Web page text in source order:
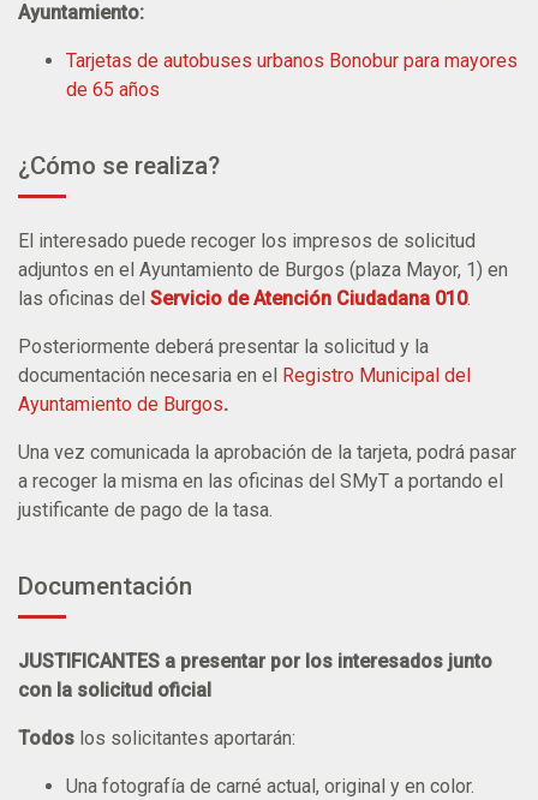
Ayuntamiento:
Tarjetas de autobuses urbanos Bonobur para mayores
de 65 años
¿Cómo se realiza?
El interesado puede recoger los impresos de solicitud
adjuntos en el Ayuntamiento de Burgos (plaza Mayor, 1) en
las oficinas del Servicio de Atención Ciudadana 010.
Posteriormente deberá presentar la solicitud y la
documentación necesaria en el Registro Municipal del
Ayuntamiento de Burgos.
Una vez comunicada la aprobación de la tarjeta, podrá pasar
a recoger la misma en las oficinas del SMyT a portando el
justificante de pago de la tasa.
Documentación
JUSTIFICANTES a presentar por los interesados junto
con la solicitud oficial
Todos los solicitantes aportarán:
Una fotografía de carné actual, original y en color.